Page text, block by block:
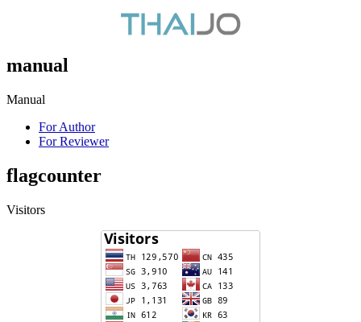
manual
Manual
For Author
For Reviewer
flagcounter
Visitors